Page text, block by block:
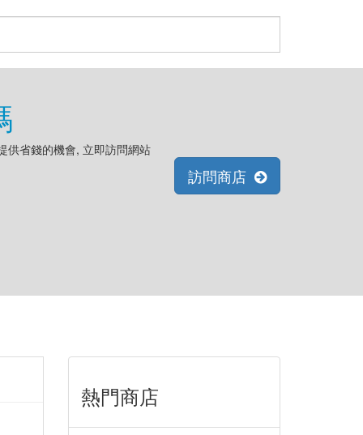
供省錢的機會, 立即訪問網站
訪問商店
熱門商店